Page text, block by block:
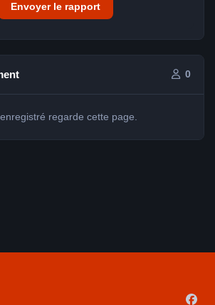
Envoyer le rapport
0
regarde cette page.